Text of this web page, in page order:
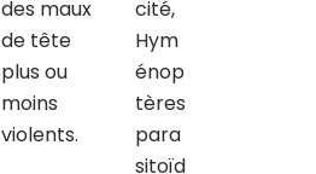
des maux
de tête
plus ou
moins
violents.
cité,
Hym
énop
tères
para
sitoïd